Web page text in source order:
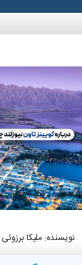
نویسنده: ملیکا برزوئی